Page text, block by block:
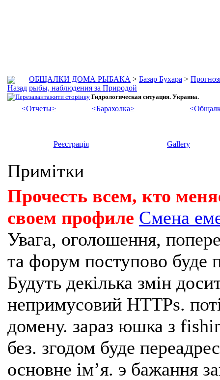
ОБЩАЛКИ ДОМА РЫБАКА > Базар Бухара >
рыбы, наблюдения за Природой
Гидрологическая ситуация. Украина.
<Отчеты> <Барахолка>
Реєстрація Gallery
Примітки
Прочесть всем, кто
своем профиле Смена
Увага, оголошення,
та форум поступово буде
Будуть декілька змін
непримусовий HTTPs.
домену. зараз юшка з
без. згодом буде
основне імʼя. э бажання